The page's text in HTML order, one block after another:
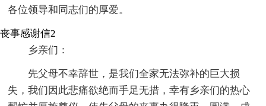
各位领导和同志们的厚爱。
丧事感谢信2
乡亲们：
先父母不幸辞世，是我们全家无法弥补的巨大损
失，我们因此悲痛欲绝而手足无措，幸有乡亲们的热心